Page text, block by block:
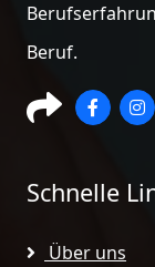
Beruf.
Schnelle
Über uns